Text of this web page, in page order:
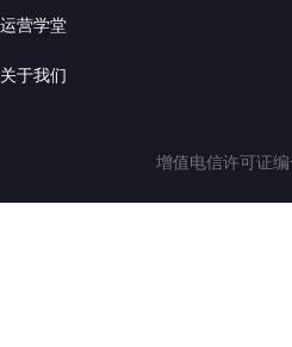
运营学堂
关于我们
增值电信许可证